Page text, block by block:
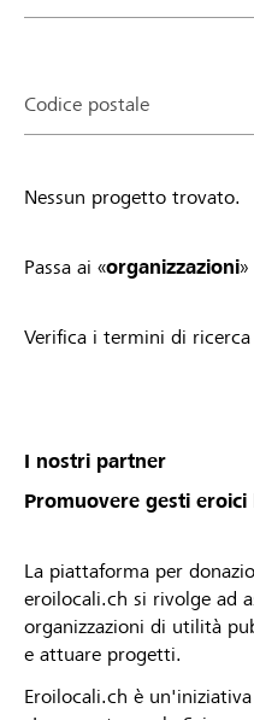
Codice postale
Nessun progetto trovato.
Passa ai «organizzazioni
Verifica i termini di
I nostri partner
Promuovere gesti eroici
La piattaforma per
eroilocali.ch si rivolge ad
organizzazioni di utilità
e attuare progetti.
Eroilocali.ch è